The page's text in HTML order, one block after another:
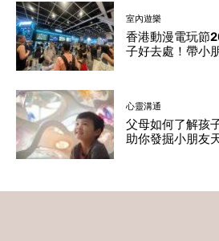
室內遊樂
香港動漫電玩節
子好去處！帶小
心靈溝通
父母如何了解孩
助你發掘小朋友